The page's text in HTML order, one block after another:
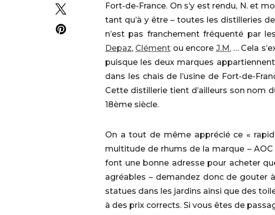
Fort-de-France. On s’y est rendu, N. et
tant qu’à y être – toutes les distilleries
n’est pas franchement fréquenté par
Depaz, Clément ou encore J.M.… Cela
puisque les deux marques
dans les chais de l’usine de Fort-de-
Cette distillerie tient d’ailleurs son nom
18ème siècle.
On a tout de même apprécié ce «
multitude de rhums de la marque –
font une bonne adresse pour acheter
agréables – demandez donc de gouter
statues dans les jardins ainsi que des
à des prix corrects. Si vous êtes de